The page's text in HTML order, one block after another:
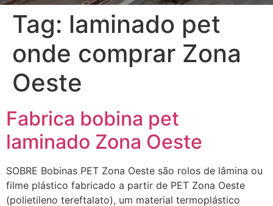
Tag: laminado pet
onde comprar Zona
Oeste
Fabrica bobina pet
laminado Zona Oeste
SOBRE Bobinas PET Zona Oeste são rolos de lâmina ou
filme plástico fabricado a partir de PET Zona Oeste
(polietileno tereftalato), um material termoplástico